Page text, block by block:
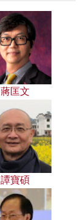
蔣匡文
譚寶碩